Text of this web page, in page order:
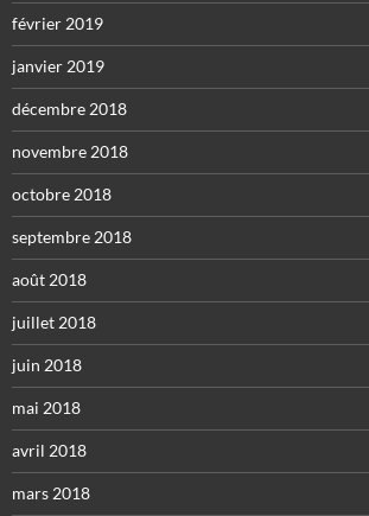
février 2019
janvier 2019
décembre 2018
novembre 2018
octobre 2018
septembre 2018
août 2018
juillet 2018
juin 2018
mai 2018
avril 2018
mars 2018